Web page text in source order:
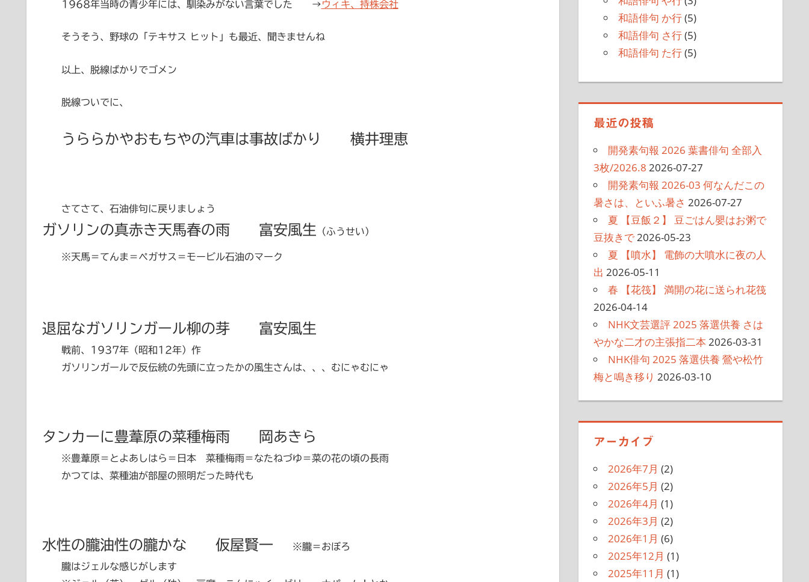
1968年当時の青少年には、馴染みがない言葉でした →ウィキ、持株会社
そうそう、野球の「テキサス ヒット」も最近、聞きませんね
以上、脱線ばかりでゴメン
脱線ついでに、
うららかやおもちやの汽車は事故ばかり 横井理恵
さてさて、石油俳句に戻りましょう
ガソリンの真赤き天馬春の雨 富安風生 （ふうせい）
※天馬＝てんま＝ペガサス＝モービル石油のマーク
退屈なガソリンガール柳の芽 富安風生
戦前、1937年（昭和12年）作
ガソリンガールで反伝統の先頭に立ったかの風生さんは、、、むにゃむにゃ
タンカーに豊葦原の菜種梅雨 岡あきら
※豊葦原＝とよあしはら＝日本 菜種梅雨＝なたねづゆ＝菜の花の頃の長雨
かつては、菜種油が部屋の照明だった時代も
水性の朧油性の朧かな 仮屋賢一 ※朧＝おぼろ
朧はジェルな感じがします
和語俳句 か行(5)
和語俳句 さ行(5)
和語俳句 た行(5)
最近の投稿
開発素句報 2026 葉書俳句 全部入
3枚/2026.8 2026-07-27
開発素句報 2026-03 何なんだこの
暑さは、といふ暑さ 2026-07-27
夏 【豆飯２】 豆ごはん嬰はお粥で
豆抜きで2026-05-23
夏 【噴水】 電飾の大噴水に夜の人
出 2026-05-11
春 【花筏】 満開の花に送られ花筏
2026-04-14
NHK文芸選評 2025 落選供養 さは
やかな二才の主張指二本 2026-03-31
NHK俳句 2025 落選供養 鶯や松竹
梅と鳴き移り 2026-03-10
アーカイブ
2026年7月 (2)
2026年5月 (2)
2026年4月 (1)
2026年3月 (2)
2026年1月 (6)
2025年12月 (1)
2025年11月 (1)